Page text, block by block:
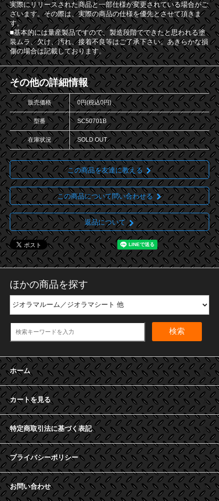
実際にリリースされた商品と一部仕様が変更されている場合がご
ざいます。その際は、実際の商品の仕様を優先とさせて頂きま
す。
■基本的には量産製品ですので、製造段階でできたと思われる塗
装ムラ、欠け、汚れ、接着不良等はご了承下さい。あきらかな損
傷の場合は記載しております。
その他の詳細情報
販売価格 0円(税込0円)
型番 SC50701B
在庫状況 SOLD OUT
この商品を友達に教える
この商品について問い合わせる
返品について
ほかの商品を探す
検索
ホーム
カートを見る
特定商取引法に基づく表記
プライバシーポリシー
お問い合わせ